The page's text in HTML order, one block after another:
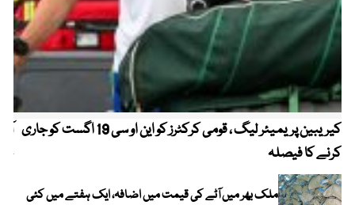
کیریبین پریمیئر لیگ ، قومی کرکٹرز کو این او سی 19 اگست کو جاری
کرنے کا فیصلہ
ملک بھر میں آٹے کی قیمت میں اضافہ، ایک ہفتے میں کئی